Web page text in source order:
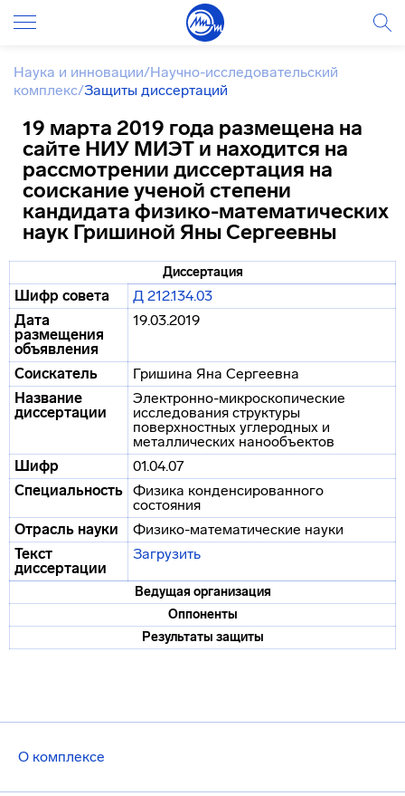
О комплексе
Наука и инновации/Научно-исследовательский
комплекс/Защиты диссертаций
19 марта 2019 года размещена на
сайте НИУ МИЭТ и находится на
рассмотрении диссертация на
соискание ученой степени
кандидата физико-математических
наук Гришиной Яны Сергеевны
Диссертация
Шифр совета
Д 212.134.03
Дата
размещения
объявления
19.03.2019
Соискатель
Гришина Яна Сергеевна
Название
диссертации
Электронно-микроскопические
исследования структуры
поверхностных углеродных и
металлических нанообъектов
Шифр
01.04.07
Специальность Физика конденсированного
состояния
Отрасль науки
Физико-математические науки
Текст
диссертации
Загрузить
Ведущая организация
Оппоненты
Результаты защиты